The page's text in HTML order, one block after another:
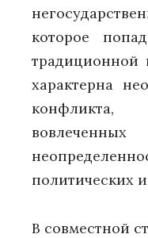
которое
характерна
политических
В совместной